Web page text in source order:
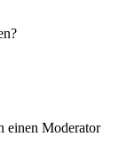
einen Moderator